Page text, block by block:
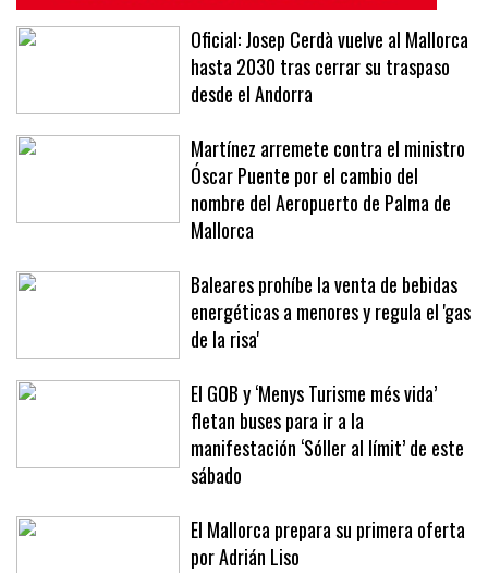
Oficial: Josep Cerdà vuelve al Mallorca
hasta 2030 tras cerrar su traspaso
desde el Andorra
Martínez arremete contra el ministro
Óscar Puente por el cambio del
nombre del Aeropuerto de Palma de
Mallorca
Baleares prohíbe la venta de bebidas
energéticas a menores y regula el 'gas
de la risa'
El GOB y ‘Menys Turisme més vida’
fletan buses para ir a la
manifestación ‘Sóller al límit’ de este
sábado
El Mallorca prepara su primera oferta
por Adrián Liso